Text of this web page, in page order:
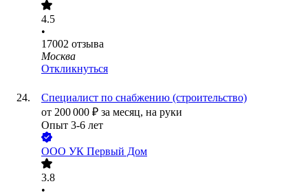
4.5
•
17002 отзыва
Москва
Откликнуться
Специалист по снабжению (строительство)
от 200 000 ₽ за месяц, на руки
Опыт 3-6 лет
ООО УК Первый Дом
3.8
•